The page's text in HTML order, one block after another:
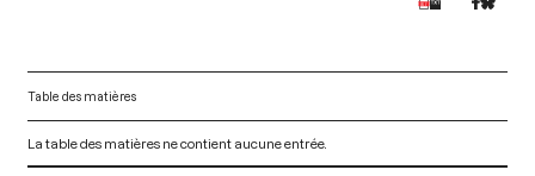
Table des matières
La table des matières ne contient aucune entrée.